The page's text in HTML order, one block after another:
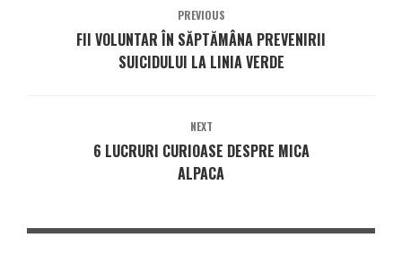
PREVIOUS
FII VOLUNTAR ÎN SĂPTĂMÂNA PREVENIRII
SUICIDULUI LA LINIA VERDE
NEXT
6 LUCRURI CURIOASE DESPRE MICA
ALPACA